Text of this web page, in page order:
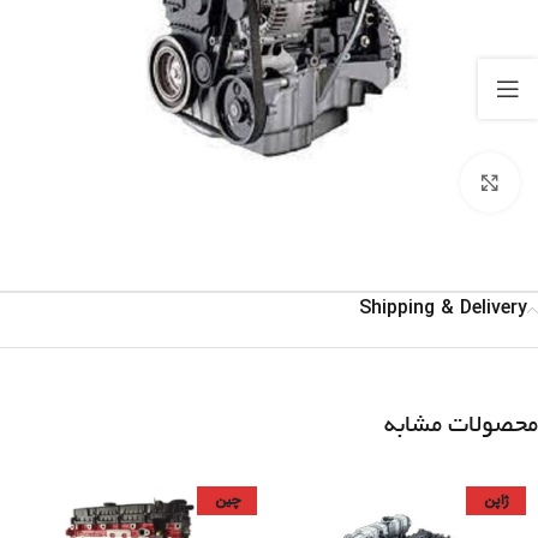
Shipping & Delivery
محصولات مشابه
ژاپن چین